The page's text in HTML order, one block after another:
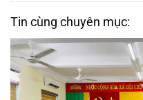
Tin cùng chuyên mục: